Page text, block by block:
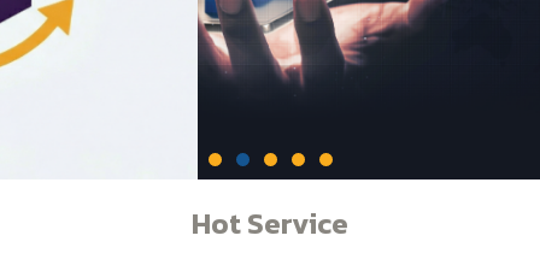
Hot Service